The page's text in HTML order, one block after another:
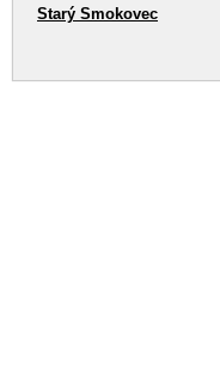
Starý Smokovec